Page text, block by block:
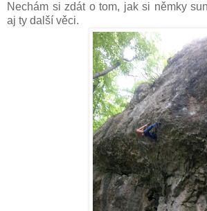
Nechám si zdát o tom, jak si němky
aj ty další věci.